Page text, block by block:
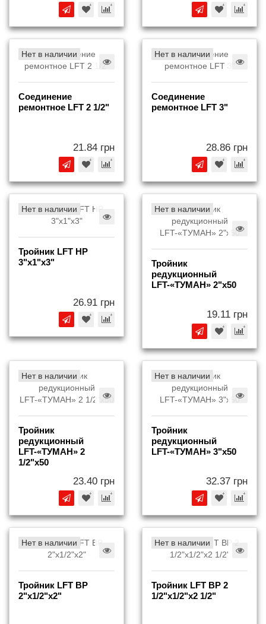
Нет в наличии
Соединение
ремонтное LFT 2 1/2"
21.84 грн
Нет в наличии
Соединение
ремонтное LFT 3"
28.86 грн
Нет в наличии
Тройник LFT НР
3"х1"х3"
26.91 грн
Нет в наличии
Тройник
редукционный
LFT-«ТУМАН» 2"х50
19.11 грн
Нет в наличии
Тройник
редукционный
LFT-«ТУМАН» 2
1/2"х50
23.40 грн
Нет в наличии
Тройник
редукционный
LFT-«ТУМАН» 3"х50
32.37 грн
Нет в наличии
Тройник LFT ВР
2"х1/2"х2"
Нет в наличии
Тройник LFT ВР 2
1/2"х1/2"х2 1/2"